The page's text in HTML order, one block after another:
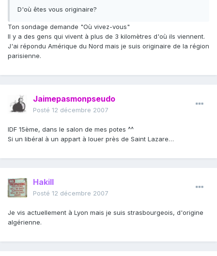
D'où êtes vous originaire?
Ton sondage demande "Où vivez-vous"
Il y a des gens qui vivent à plus de 3 kilomètres d'où ils viennent.
J'ai répondu Amérique du Nord mais je suis originaire de la région
parisienne.
Jaimepasmonpseudo
Posté 12 décembre 2007
IDF 15ème, dans le salon de mes potes ^^
Si un libéral à un appart à louer près de Saint Lazare…
Hakill
Posté 12 décembre 2007
Je vis actuellement à Lyon mais je suis strasbourgeois, d'origine
algérienne.